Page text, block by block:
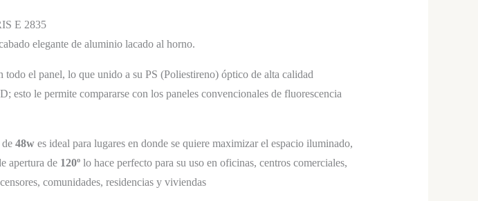
E 2835
elegante de aluminio lacado al horno.
el panel, lo que unido a su PS (Poliestireno) óptico de alta calidad
le permite compararse con los paneles convencionales de fluorescencia
de48wes ideal para lugares en donde se quiere maximizar el espacio iluminado,
apertura de 120ºlo hace perfecto para su uso en oficinas, centros comerciales,
comunidades, residencias y viviendas